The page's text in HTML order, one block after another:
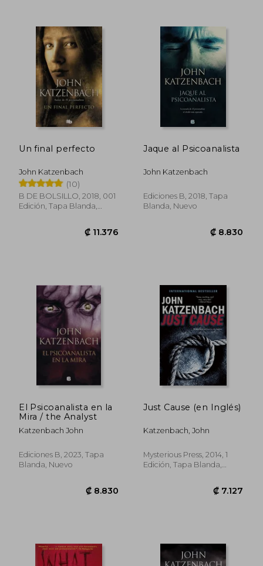
Un final perfecto
John Katzenbach
(10)
B DE BOLSILLO, 2018, 001
Edición, Tapa Blanda,
Jaque al Psicoanalista
John Katzenbach
Ediciones B, 2018, Tapa
Blanda, Nuevo
El Psicoanalista en la
Mira / the Analyst
Katzenbach John
Ediciones B, 2023, Tapa
Blanda, Nuevo
Just Cause (en Inglés)
Katzenbach, John
Mysterious Press, 2014, 1
Edición, Tapa Blanda,